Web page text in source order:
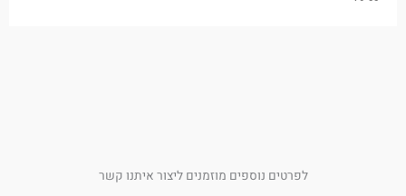
לפרטים נוספים מוזמנים ליצור איתנו קשר